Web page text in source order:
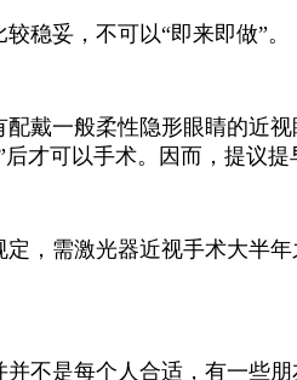
稳妥，不可以“即来即做”。
戴一般柔性隐形眼睛的近
才可以手术。因而，提议提
，需激光器近视手术大半
不是每个人合适，有一些